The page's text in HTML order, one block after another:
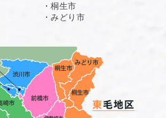
・桐生市
・みどり市